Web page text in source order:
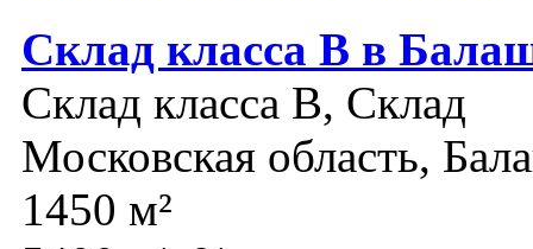
Склад класса В в
Склад класса B, Склад
Московская область,
1450 м²